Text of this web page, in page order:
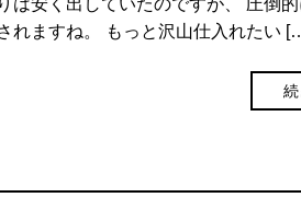
は安く出していたのですが、 圧倒
れますね。 もっと沢山仕入れたい